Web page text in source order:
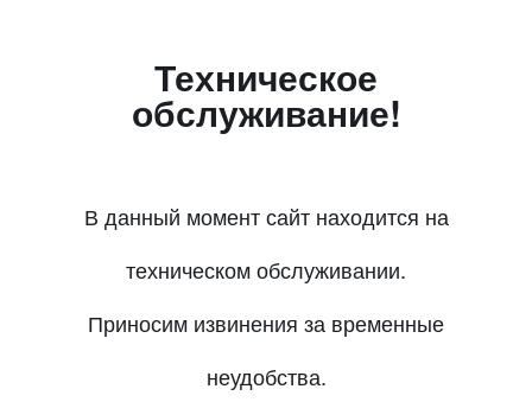
Техническое
обслуживание!
В данный момент сайт находится на
техническом обслуживании.
Приносим извинения за временные
неудобства.